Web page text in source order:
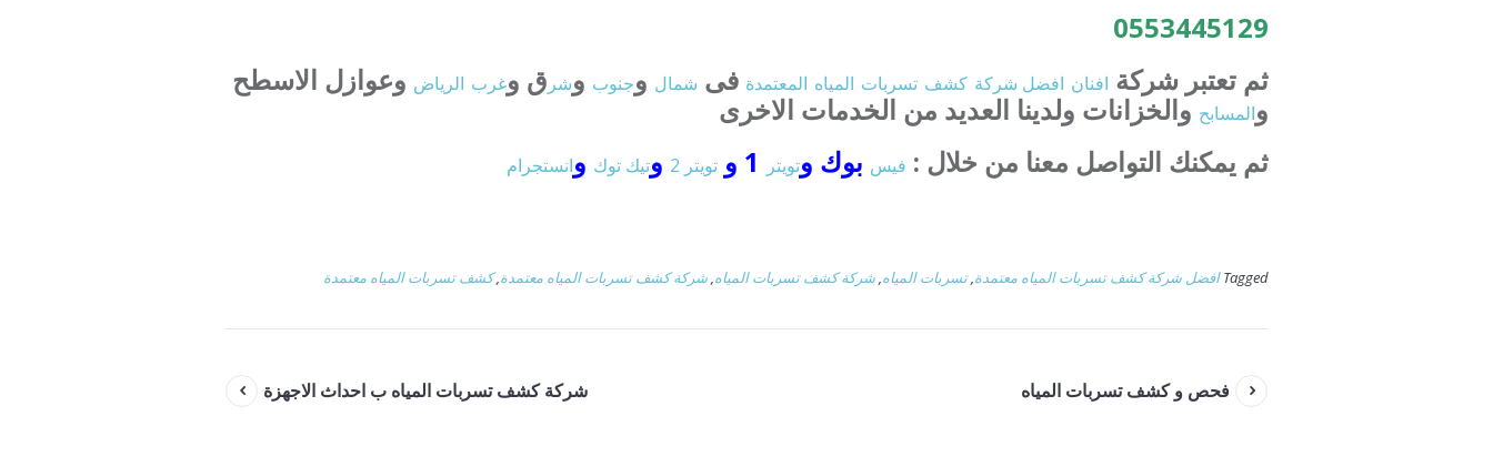
0553445129
ثم تعتبر شركة افنان افضل شركة كشف تسربات المياه المعتمدة فى شمال وجنوب وشر ق وغرب الرياض وعوازل الاسطح
والمسابح والخزانات ولدينا العديد من الخدمات الاخرى
ثم يمكنك التواصل معنا من خلال : فيس بوك وتويتر تويتر 2 وتيك توك وانستجرام
Tagged افضل شركة كشف تسربات المياه معتمدة,تسربات المياه,شركة كشف تسربات المياه,شركة كشف تسربات المياه معتمدة,كشف تسربات المياه معتمدة
شركة كشف تسربات المياه ب احداث الاجهزة فحص و كشف تسربات المياه